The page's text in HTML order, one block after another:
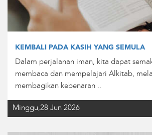
KEMBALI PADA KASIH YANG SEMULA
Dalam perjalanan iman, kita dapat
membaca dan mempelajari Alkitab,
membagikan kebenaran ..
Minggu,28 Jun 2026